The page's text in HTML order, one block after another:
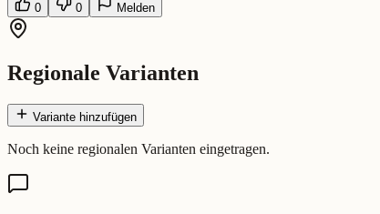
0
0 Melden
Regionale Varianten
Variante hinzufügen
Noch keine regionalen Varianten eingetragen.